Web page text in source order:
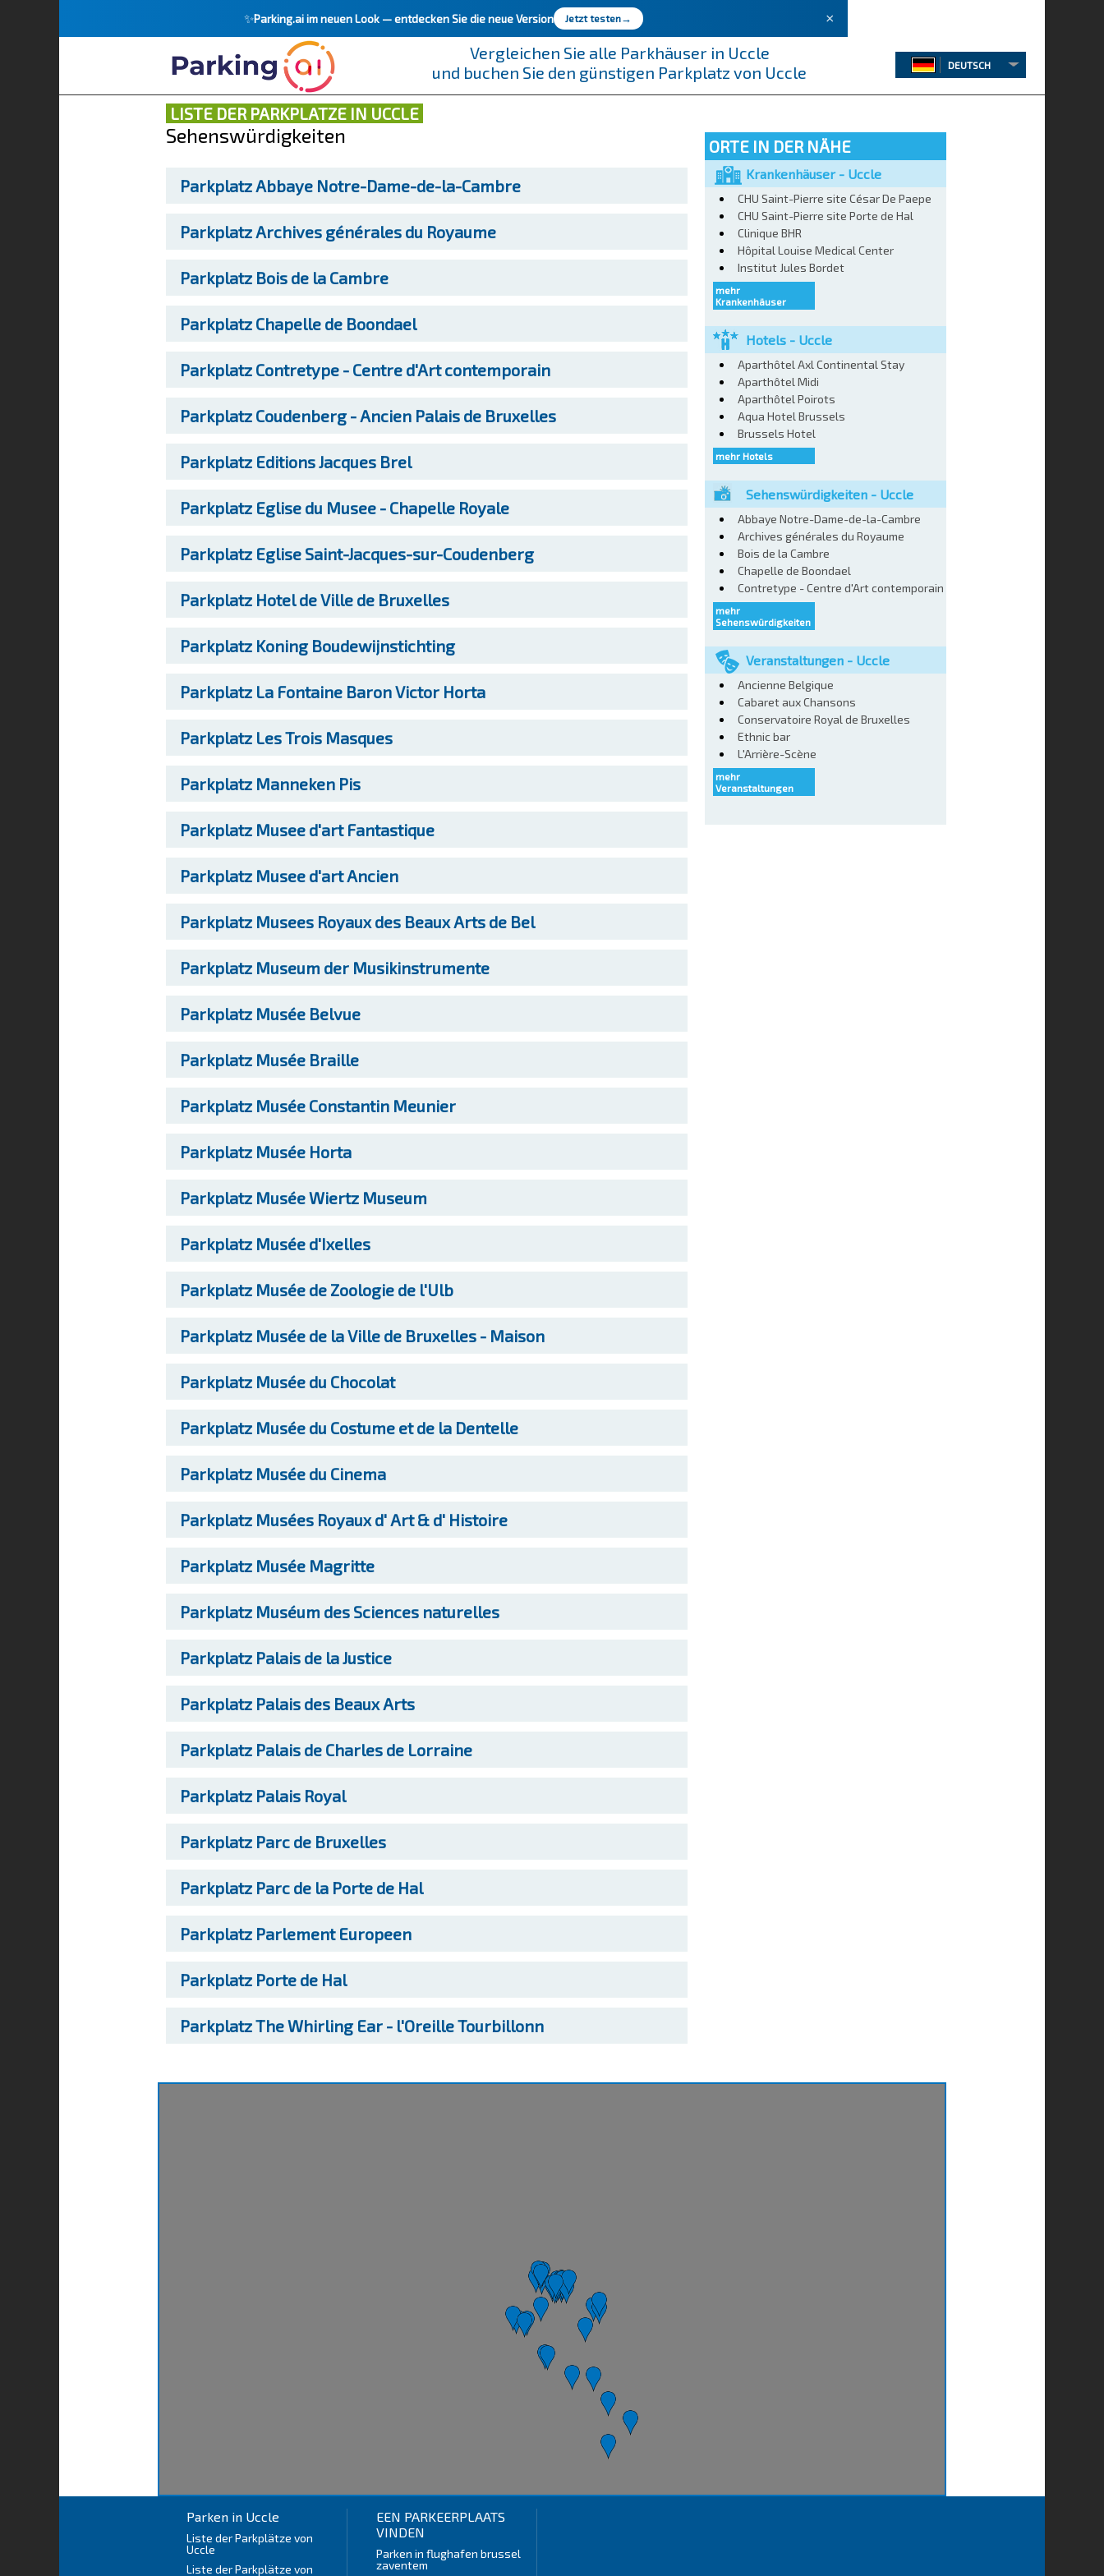
✨Parking.ai im neuen Look —entdecken Sie die neue Version Jetzt testen→ ×
Vergleichen Sie alle Parkhäuser in Uccle
und buchen Sie den günstigen Parkplatz von Uccle
DEUTSCH
LISTE DER PARKPLATZE IN UCCLE
Sehenswürdigkeiten
ParkplatzAbbaye Notre-Dame-de-la-Cambre
ParkplatzArchives générales du Royaume
Parkplatz Bois de la Cambre
Parkplatz Chapelle de Boondael
Parkplatz Contretype - Centre d'Art contemporain
Parkplatz Coudenberg - Ancien Palais de Bruxelles
Parkplatz Editions Jacques Brel
Parkplatz Eglise du Musee - Chapelle Royale
Parkplatz Eglise Saint-Jacques-sur-Coudenberg
Parkplatz Hotel de Ville de Bruxelles
Parkplatz Koning Boudewijnstichting
Parkplatz La Fontaine Baron Victor Horta
Parkplatz Les Trois Masques
Parkplatz Manneken Pis
Parkplatz Musee d'art Fantastique
Parkplatz Musee d'art Ancien
Parkplatz Musees Royaux des Beaux Arts de Bel
Parkplatz Museum der Musikinstrumente
Parkplatz Musée Belvue
Parkplatz Musée Braille
Parkplatz Musée Constantin Meunier
Parkplatz Musée Horta
Parkplatz Musée Wiertz Museum
Parkplatz Musée d'Ixelles
Parkplatz Musée de Zoologie de l'Ulb
Parkplatz Musée de la Ville de Bruxelles - Maison
Parkplatz Musée du Chocolat
Parkplatz Musée du Costume et de la Dentelle
Parkplatz Musée du Cinema
Parkplatz Musées Royaux d' Art & d' Histoire
Parkplatz Musée Magritte
Parkplatz Muséum des Sciences naturelles
Parkplatz Palais de la Justice
Parkplatz Palais des Beaux Arts
Parkplatz Palais de Charles de Lorraine
Parkplatz Palais Royal
Parkplatz Parc de Bruxelles
Parkplatz Parc de la Porte de Hal
Parkplatz Parlement Europeen
Parkplatz Porte de Hal
ParkplatzThe Whirling Ear - l'Oreille Tourbillonn
ORTE IN DER NÄHE
Krankenhäuser - Uccle
CHU Saint-Pierre site César De Paepe
CHU Saint-Pierre site Porte de Hal
Clinique BHR
Hôpital Louise Medical Center
Institut Jules Bordet
mehr
Krankenhäuser
Hotels - Uccle
Aparthôtel Axl Continental Stay
Aparthôtel Midi
Aparthôtel Poirots
Aqua Hotel Brussels
Brussels Hotel
mehr Hotels
Sehenswürdigkeiten - Uccle
Abbaye Notre-Dame-de-la-Cambre
Archives générales du Royaume
Bois de la Cambre
Chapelle de Boondael
Contretype - Centre d'Art contemporain
mehr
Sehenswürdigkeiten
Veranstaltungen - Uccle
Ancienne Belgique
Cabaret aux Chansons
Conservatoire Royal de Bruxelles
Ethnic bar
L'Arrière-Scène
mehr
Veranstaltungen
Parken in Uccle
Liste der Parkplätze von
Uccle
Liste der Parkplätze von
EEN PARKEERPLAATS
VINDEN
Parken in flughafen brussel
zaventem